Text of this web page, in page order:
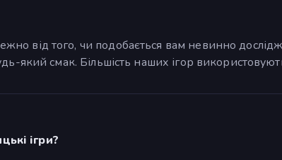
від того, чи подобається вам невинно
який смак. Більшість наших ігор
ігри?